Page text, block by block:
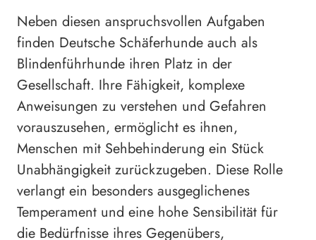
Neben diesen anspruchsvollen Aufgaben
finden Deutsche Schäferhunde auch als
Blindenführhunde ihren Platz in der
Gesellschaft. Ihre Fähigkeit, komplexe
Anweisungen zu verstehen und Gefahren
vorauszusehen, ermöglicht es ihnen,
Menschen mit Sehbehinderung ein Stück
Unabhängigkeit zurückzugeben. Diese Rolle
verlangt ein besonders ausgeglichenes
Temperament und eine hohe Sensibilität für
die Bedürfnisse ihres Gegenübers,